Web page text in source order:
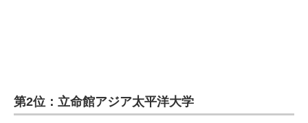
第2位：立命館アジア太平洋大学